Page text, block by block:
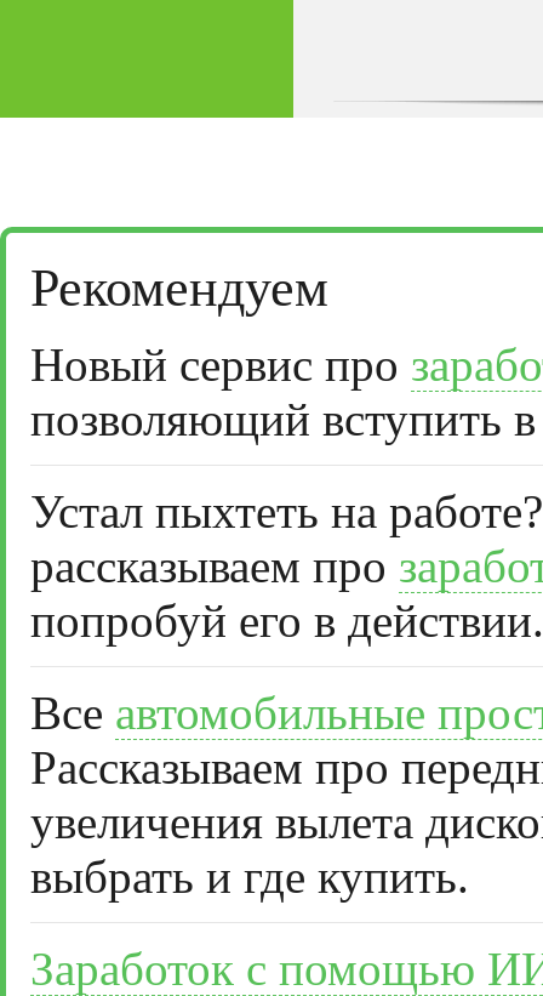
Рекомендуем
Новый сервис про
позволяющий вступить
Устал пыхтеть на
рассказываем про
попробуй его в действии.
Все автомобильные
Рассказываем про
увеличения вылета
выбрать и где купить.
Заработок с помощью